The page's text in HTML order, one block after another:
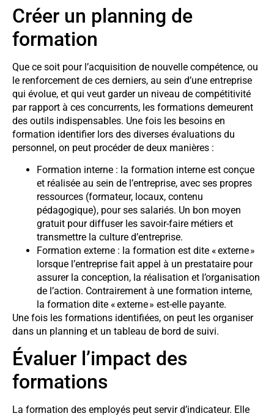
Créer un planning de
formation
Que ce soit pour l’acquisition de nouvelle compétence, ou
le renforcement de ces derniers, au sein d’une entreprise
qui évolue, et qui veut garder un niveau de compétitivité
par rapport à ces concurrents, les formations demeurent
des outils indispensables. Une fois les besoins en
formation identifier lors des diverses évaluations du
personnel, on peut procéder de deux manières :
Formation interne : la formation interne est conçue
et réalisée au sein de l’entreprise, avec ses propres
ressources (formateur, locaux, contenu
pédagogique), pour ses salariés. Un bon moyen
gratuit pour diffuser les savoir-faire métiers et
transmettre la culture d’entreprise.
Formation externe : la formation est dite « externe »
lorsque l’entreprise fait appel à un prestataire pour
assurer la conception, la réalisation et l’organisation
de l’action. Contrairement à une formation interne,
la formation dite « externe » est-elle payante.
Une fois les formations identifiées, on peut les organiser
dans un planning et un tableau de bord de suivi.
Évaluer l’impact des
formations
La formation des employés peut servir d’indicateur. Elle